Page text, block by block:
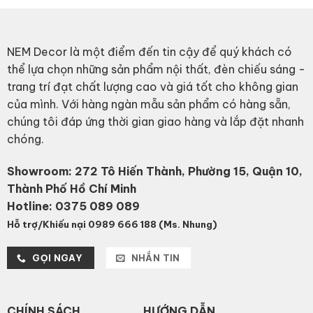
NEM Decor là một điểm đến tin cậy để quý khách có
thể lựa chọn những sản phẩm nội thất, đèn chiếu sáng -
trang trí đạt chất lượng cao và giá tốt cho không gian
của mình. Với hàng ngàn mẫu sản phẩm có hàng sẵn,
chúng tôi đáp ứng thời gian giao hàng và lắp đặt nhanh
chóng.
Showroom: 272 Tô Hiến Thành, Phường 15, Quận 10,
Thành Phố Hồ Chí Minh
Hotline: 0375 089 089
Hỗ trợ/Khiếu nại 0989 666 188 (Ms. Nhung)
GỌI NGAY NHẮN TIN